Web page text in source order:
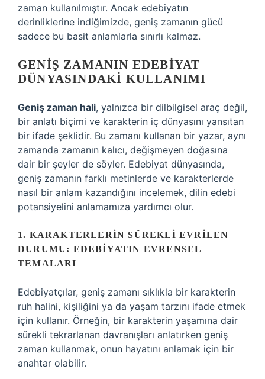
zaman kullanılmıştır. Ancak edebiyatın
derinliklerine indiğimizde, geniş zamanın gücü
sadece bu basit anlamlarla sınırlı kalmaz.
GENIŞ ZAMANIN EDEBIYAT
DÜNYASINDAKI KULLANIMI
Geniş zaman hali, yalnızca bir dilbilgisel araç değil,
bir anlatı biçimi ve karakterin iç dünyasını yansıtan
bir ifade şeklidir. Bu zamanı kullanan bir yazar, aynı
zamanda zamanın kalıcı, değişmeyen doğasına
dair bir şeyler de söyler. Edebiyat dünyasında,
geniş zamanın farklı metinlerde ve karakterlerde
nasıl bir anlam kazandığını incelemek, dilin edebi
potansiyelini anlamamıza yardımcı olur.
1. KARAKTERLERIN SÜREKLI EVRILEN
DURUMU: EDEBIYATIN EVRENSEL
TEMALARI
Edebiyatçılar, geniş zamanı sıklıkla bir karakterin
ruh halini, kişiliğini ya da yaşam tarzını ifade etmek
için kullanır. Örneğin, bir karakterin yaşamına dair
sürekli tekrarlanan davranışları anlatırken geniş
zaman kullanmak, onun hayatını anlamak için bir
anahtar olabilir.